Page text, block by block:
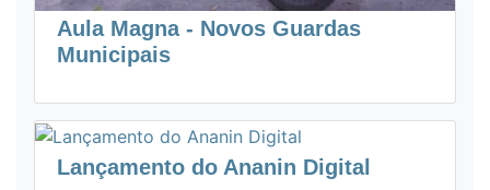
Aula Magna - Novos Guardas
Municipais
Lançamento do Ananin Digital